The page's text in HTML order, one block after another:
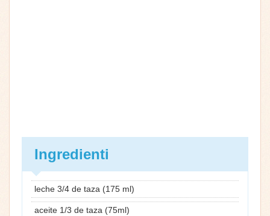
Ingredienti
leche 3/4 de taza (175 ml)
aceite 1/3 de taza (75ml)